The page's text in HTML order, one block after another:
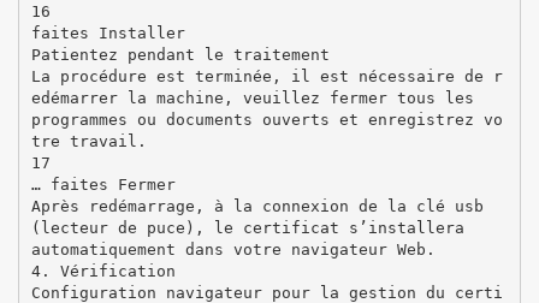
16
faites Installer
Patientez pendant le traitement
La procédure est terminée, il est nécessaire de r
edémarrer la machine, veuillez fermer tous les
programmes ou documents ouverts et enregistrez vo
tre travail.
17
… faites Fermer
Après redémarrage, à la connexion de la clé usb
(lecteur de puce), le certificat s’installera
automatiquement dans votre navigateur Web.
4. Vérification
Configuration navigateur pour la gestion du certi